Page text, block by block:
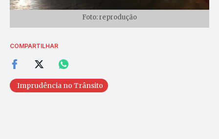
Foto: reprodução
COMPARTILHAR
Imprudência no Trânsito